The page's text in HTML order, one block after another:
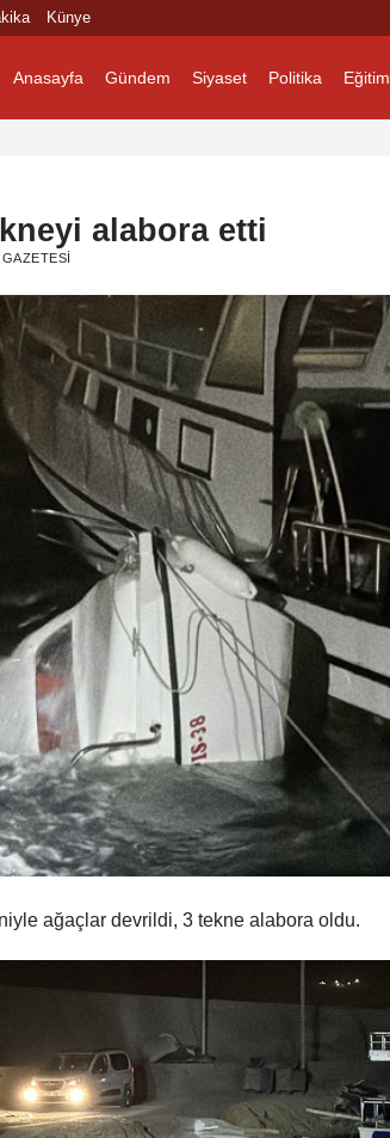
Künye
Anasayfa Gündem Siyaset Politika Eğitim
alabora etti
ağaçlar devrildi, 3 tekne alabora oldu.